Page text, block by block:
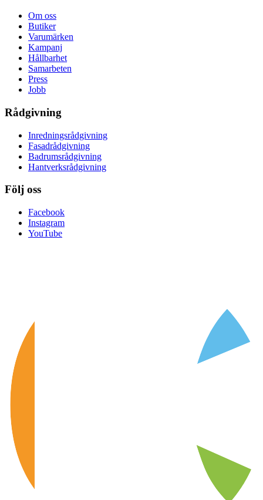
Om oss
Butiker
Varumärken
Kampanj
Hållbarhet
Samarbeten
Press
Jobb
Rådgivning
Inredningsrådgivning
Fasadrådgivning
Badrumsrådgivning
Hantverksrådgivning
Följ oss
Facebook
Instagram
YouTube